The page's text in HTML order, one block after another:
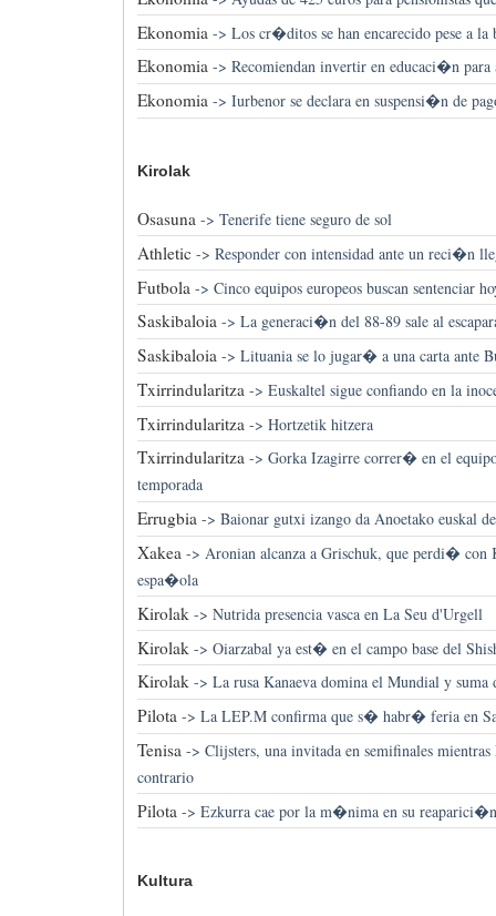
Ekonomia -> Los cr�ditos se han encarecido pese a la
Ekonomia-> Recomiendan invertir en educaci�n para
Ekonomia-> Iurbenor se declara en suspensi�n de
Kirolak
Osasuna-> Tenerife tiene seguro de sol
Athletic -> Responder con intensidad ante un reci�n
Futbola -> Cinco equipos europeos buscan sentenciar
Saskibaloia-> La generaci�n del 88-89 sale al
Saskibaloia-> Lituania se lo jugar� a una carta ante
Txirrindularitza-> Euskaltel sigue confiando en la
Txirrindularitza -> Hortzetik hitzera
Txirrindularitza-> Gorka Izagirre correr� en el
temporada
Errugbia-> Baionar gutxi izango da Anoetako euskal
Xakea-> Aronian alcanza a Grischuk, que perdi� con
espa�ola
Kirolak-> Nutrida presencia vasca en La Seu d'Urgell
Kirolak -> Oiarzabal ya est� en el campo base del
Kirolak-> La rusa Kanaeva domina el Mundial y suma
Pilota-> La LEP.M confirma que s� habr� feria en
Tenisa-> Clijsters, una invitada en semifinales
contrario
Pilota -> Ezkurra cae por la m�nima en su
Kultura